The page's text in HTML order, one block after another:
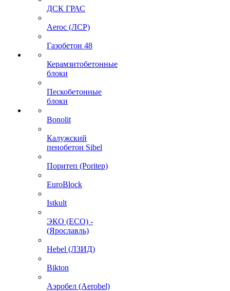
ДСК ГРАС
Aeroc (ЛСР)
Газобетон 48
Керамзитобетонные
блоки
Пескобетонные
блоки
Bonolit
Калужский
пенобетон Sibel
Поритеп (Poritep)
EuroBlock
Istkult
ЭКО (ECO) -
(Ярославль)
Hebel (ЛЗИД)
Bikton
Аэробел (Aerobel)